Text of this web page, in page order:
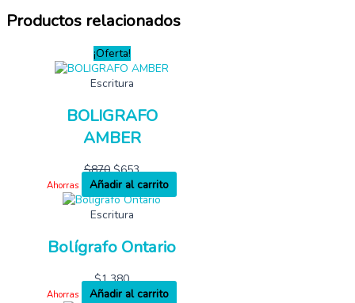
Productos relacionados
¡Oferta!
Escritura
BOLIGRAFO
AMBER
$870 $653
Ahorras
Añadir al carrito
Escritura
Bolígrafo Ontario
$1,380
Ahorras
Añadir al carrito